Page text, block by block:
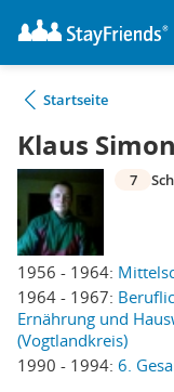
Startseite
Klaus Simon
1956 - 1964:
1964 - 1967:
Ernährung und
(Vogtlandkreis)
1990 - 1994: 6.
7